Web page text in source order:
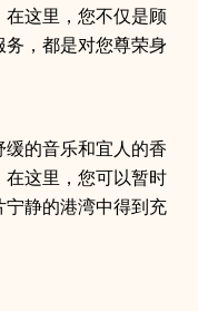
这里，您不仅是顾
，都是对您尊荣身
的音乐和宜人的香
这里，您可以暂时
静的港湾中得到充